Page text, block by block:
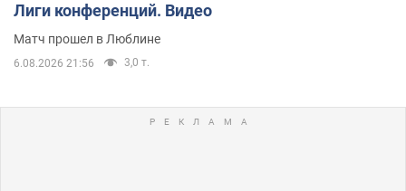
Лиги конференций. Видео
Матч прошел в Люблине
6.08.2026 21:56 3,0 т.